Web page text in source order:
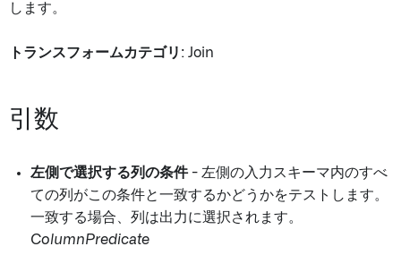
します。
トランスフォームカテゴリ : Join
引数
左側で選択する列の条件- 左側の入力スキーマ内のすべ
ての列がこの条件と一致するかどうかをテストします。
一致する場合、列は出力に選択されます。
ColumnPredicate